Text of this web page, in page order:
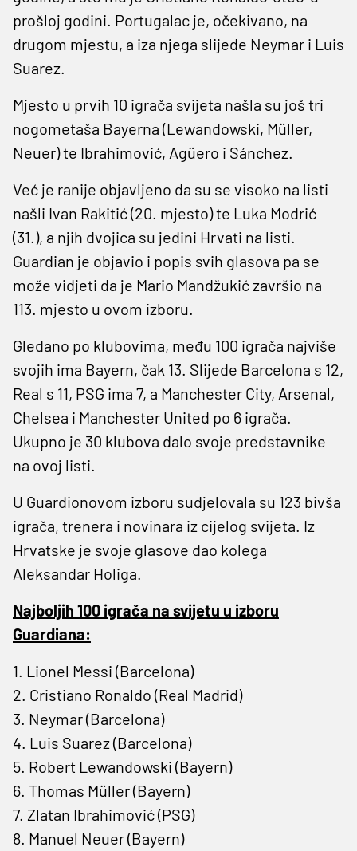
prošloj godini. Portugalac je, očekivano, na
drugom mjestu, a iza njega slijede Neymar i Luis
Suarez.
Mjesto u prvih 10 igrača svijeta našla su još tri
nogometaša Bayerna (Lewandowski, Müller,
Neuer) te Ibrahimović, Agüero i Sánchez.
Već je ranije objavljeno da su se visoko na listi
našli Ivan Rakitić (20. mjesto) te Luka Modrić
(31.), a njih dvojica su jedini Hrvati na listi.
Guardian je objavio i popis svih glasova pa se
može vidjeti da je Mario Mandžukić završio na
113. mjesto u ovom izboru.
Gledano po klubovima, među 100 igrača najviše
svojih ima Bayern, čak 13. Slijede Barcelona s 12,
Real s 11, PSG ima 7, a Manchester City, Arsenal,
Chelsea i Manchester United po 6 igrača.
Ukupno je 30 klubova dalo svoje predstavnike
na ovoj listi.
U Guardionovom izboru sudjelovala su 123 bivša
igrača, trenera i novinara iz cijelog svijeta. Iz
Hrvatske je svoje glasove dao kolega
Aleksandar Holiga.
Najboljih 100 igrača na svijetu u izboru
Guardiana:
1. Lionel Messi (Barcelona)
2. Cristiano Ronaldo (Real Madrid)
3. Neymar (Barcelona)
4. Luis Suarez (Barcelona)
5. Robert Lewandowski (Bayern)
6. Thomas Müller (Bayern)
7. Zlatan Ibrahimović (PSG)
8. Manuel Neuer (Bayern)